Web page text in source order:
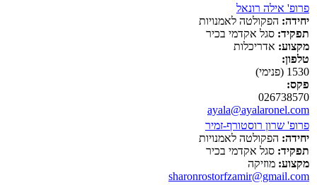
פרופ' אילה רונאל
יחידה: הפקולטה לאמנויות
תפקיד: סגל אקדמי בכיר
מקצוע: אדריכלות
טלפון:
1530 (פנימי)
פקס:
026738570
ayala@ayalaronel.com
פרופ' שרון רוסטורף-זמיר
יחידה: הפקולטה לאמנויות
תפקיד: סגל אקדמי בכיר
מקצוע: מוזיקה
sharonrostorfzamir@gmail.com